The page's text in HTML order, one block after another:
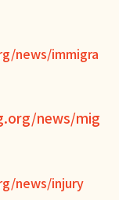
news/immigra
news/mig
news/injury